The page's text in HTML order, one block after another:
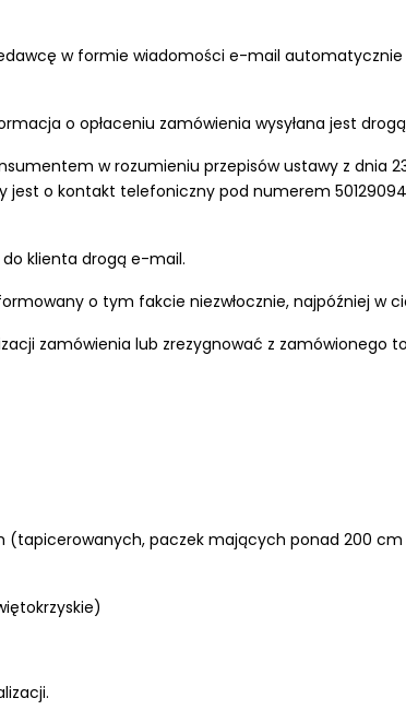
w formie wiadomości e-mail automatycznie
o opłaceniu zamówienia wysyłana jest
w rozumieniu przepisów ustawy z dnia
jest o kontakt telefoniczny pod numerem
klienta drogą e-mail.
o tym fakcie niezwłocznie, najpóźniej w
zamówienia lub zrezygnować z zamówionego
(tapicerowanych, paczek mających ponad 200 cm